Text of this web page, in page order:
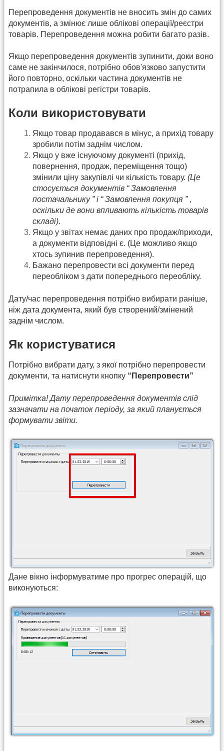
Перепроведення документів не вносить змін до самих
документів, а змінює лише облікові операції/реєстри
товарів. Перепроведення можна робити багато разів.
Якщо перепроведення документів зупинити, доки воно
саме не закінчилося, потрібно обов'язково запустити
його повторно, оскільки частина документів не
потрапила в облікові регістри товарів.
Коли використовувати
Якщо товар продавався в мінус, а прихід товару
зробили потім заднім числом.
Якщо у вже існуючому документі (прихід,
повернення, продаж, переміщення тощо)
змінили ціну закупівлі чи кількість товару. (Це
стосується документів “ Замовлення
постачальнику ” і “ Замовлення покупця ” ,
оскільки де вони впливають кількість товарів
складі).
Якщо у звітах немає даних про продаж/приходи,
а документи відповідні є. (Це можливо якщо
хтось зупинив перепроведення).
Бажано перепровести всі документи перед
переобліком з дати попереднього переобліку.
Дату/час перепроведення потрібно вибирати раніше,
ніж дата документа, який був створений/змінений
заднім числом.
Як користуватися
Потрібно вибрати дату, з якої потрібно перепровести
документи, та натиснути кнопку “Перепровести”
Примітка! Дату перепроведення документів слід
зазначати на початок періоду, за який планується
формувати звіти.
Дане вікно інформуватиме про прогрес операцій, що
виконуються: